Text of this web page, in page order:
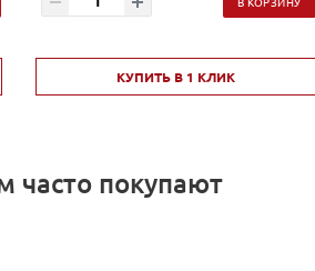
КУПИТЬ В 1 КЛИК
часто покупают